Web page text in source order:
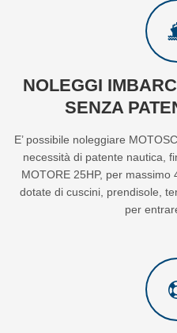
NOLEGGI
SENZA
E’ possibile noleggiare
necessità di patente nautica,
MOTORE 25HP, per
dotate di cuscini, prendisole,
per